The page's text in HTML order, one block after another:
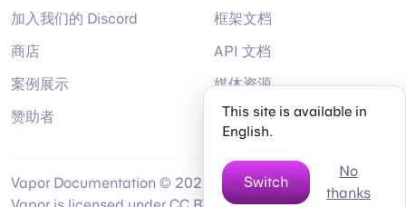
加入我们的 Discord
商店
案例展示
赞助者
框架文档
API 文档
媒体资源
帮助
Vapor Documentation © 2026 by
TwitterMastodon
Bsky
This site is available in
English.
Switch
No
thanks